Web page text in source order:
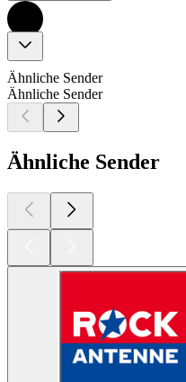
Ähnliche Sender
Ähnliche Sender
Ähnliche Sender